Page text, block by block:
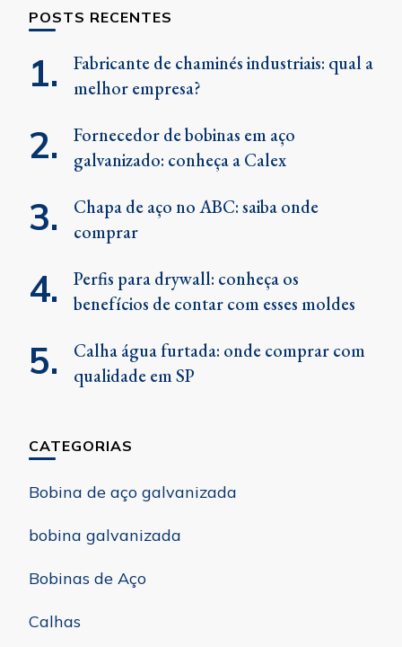
POSTS RECENTES
Fabricante de chaminés industriais: qual a
melhor empresa?
Fornecedor de bobinas em aço
galvanizado: conheça a Calex
Chapa de aço no ABC: saiba onde
comprar
Perfis para drywall: conheça os
benefícios de contar com esses moldes
Calha água furtada: onde comprar com
qualidade em SP
CATEGORIAS
Bobina de aço galvanizada
bobina galvanizada
Bobinas de Aço
Calhas